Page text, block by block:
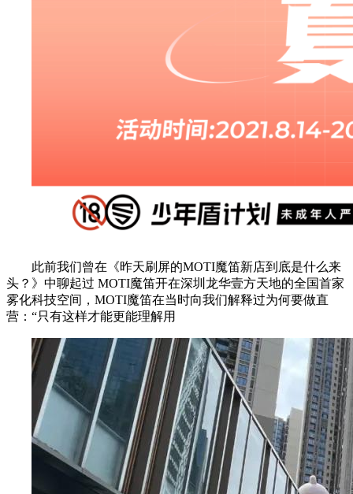
此前我们曾在《昨天刷屏的MOTI魔笛新店到底是什么来
头？》中聊起过 MOTI魔笛开在深圳龙华壹方天地的全国首家
雾化科技空间，MOTI魔笛在当时向我们解释过为何要做直
营：“只有这样才能更能理解用